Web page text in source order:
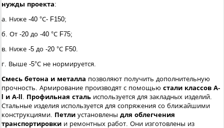
нужды проекта:
а. Ниже -40 °С- F150;
б. От -20 до -40 °С F75;
в. Ниже -5 до -20 °С F50.
г. Выше -5°С не нормируется.
Смесь бетона и металла позволяют получить дополнительную
прочность. Армирование производят с помощью стали классов А-
I и А-II . Профильная сталь используется для закладных изделий.
Стальные изделия используется для сопряжения со ближайшими
конструкциями. Петли установлены для облегчения
транспортировки и ремонтных работ. Они изготовлены из